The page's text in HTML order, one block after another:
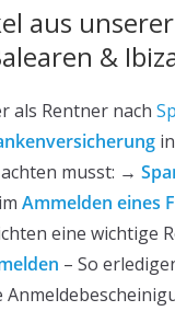
aus
&
als Rentner nach
musst: →
Ammelden eines
eine wichtige
– So